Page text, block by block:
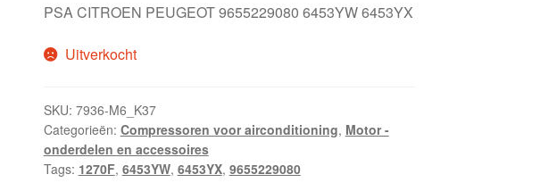
PSA CITROEN PEUGEOT 9655229080 6453YW 6453YX
Uitverkocht
SKU: 7936-M6_K37
Categorieën: Compressoren voor airconditioning, Motor -
onderdelen en accessoires
Tags: 1270F, 6453YW, 6453YX, 9655229080